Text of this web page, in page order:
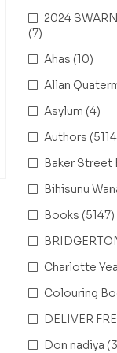
2024
(7)
Ahas (10)
Allan
Asylum (4)
Authors
Baker Street
Bihisunu
Books (5147)
Charlotte
Colouring
DELIVER
Don nadiya